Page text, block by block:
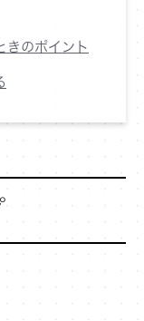
きのポイント